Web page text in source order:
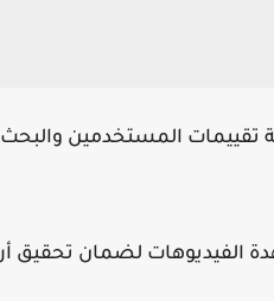
تقييمات المستخدمين
الفيديوهات لضمان تحقيق